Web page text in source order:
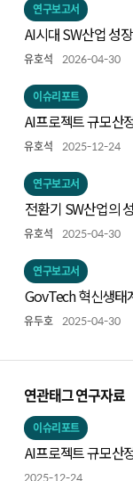
연구보고서
AI시대 SW산업 성
유호석 2026-04-30
이슈리포트
AI프로젝트 규모산
측정하기
유호석 2025-12-24
연구보고서
전환기 SW산업의
중심으로 -
유호석 2025-04-30
연구보고서
GovTech 혁신생태
유두호 2025-04-30
연관태그 연구자료
이슈리포트
AI프로젝트 규모산
측정하기
2025-12-24